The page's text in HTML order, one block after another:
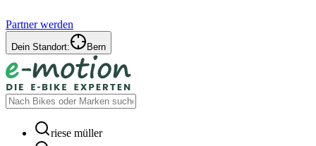
Partner werden
Dein Standort: Bern
riese müller